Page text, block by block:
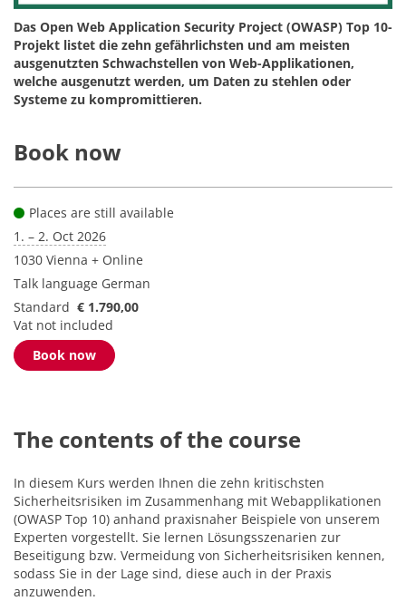
Das Open Web Application Security Project (OWASP) Top 10-
Projekt listet die zehn gefährlichsten und am meisten
ausgenutzten Schwachstellen von Web-Applikationen,
welche ausgenutzt werden, um Daten zu stehlen oder
Systeme zu kompromittieren.
Book now
Places are still available
1. – 2. Oct 2026
1030 Vienna + Online
Talk language German
Standard € 1.790,00
Vat not included
Book now
The contents of the course
In diesem Kurs werden Ihnen die zehn kritischsten
Sicherheitsrisiken im Zusammenhang mit Webapplikationen
(OWASP Top 10) anhand praxisnaher Beispiele von unserem
Experten vorgestellt. Sie lernen Lösungsszenarien zur
Beseitigung bzw. Vermeidung von Sicherheitsrisiken kennen,
sodass Sie in der Lage sind, diese auch in der Praxis
anzuwenden.